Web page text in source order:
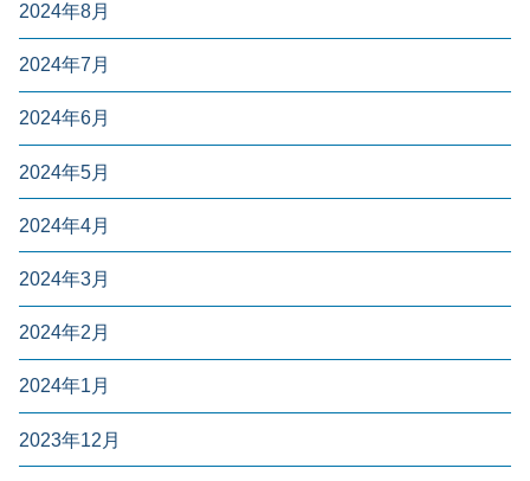
2024年8月
2024年7月
2024年6月
2024年5月
2024年4月
2024年3月
2024年2月
2024年1月
2023年12月